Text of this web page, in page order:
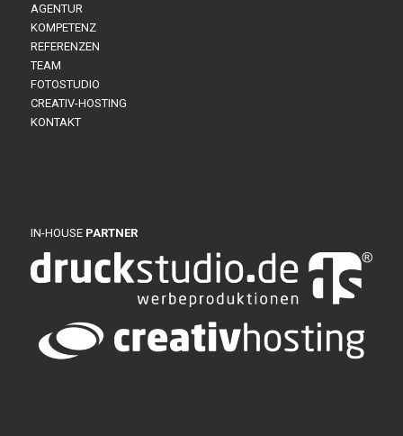
AGENTUR
KOMPETENZ
REFERENZEN
TEAM
FOTOSTUDIO
CREATIV-HOSTING
KONTAKT
IN-HOUSE PARTNER